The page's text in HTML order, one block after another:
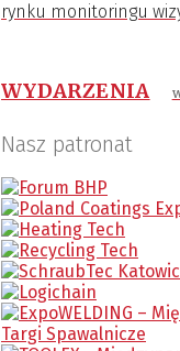
rynku monitoringu
WYDARZENIA
Nasz patronat